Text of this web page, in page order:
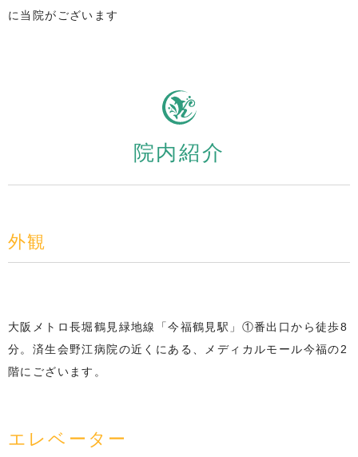
に当院がございます
院内紹介
外観
大阪メトロ長堀鶴見緑地線「今福鶴見駅」①番出口から徒歩8
分。済生会野江病院の近くにある、メディカルモール今福の2
階にございます。
エレベーター